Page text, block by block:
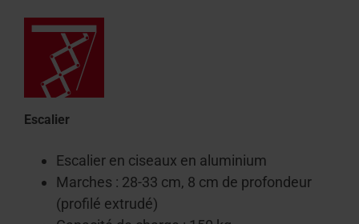
Escalier
Escalier en ciseaux en aluminium
Marches : 28-33 cm, 8 cm de profondeur
(profilé extrudé)